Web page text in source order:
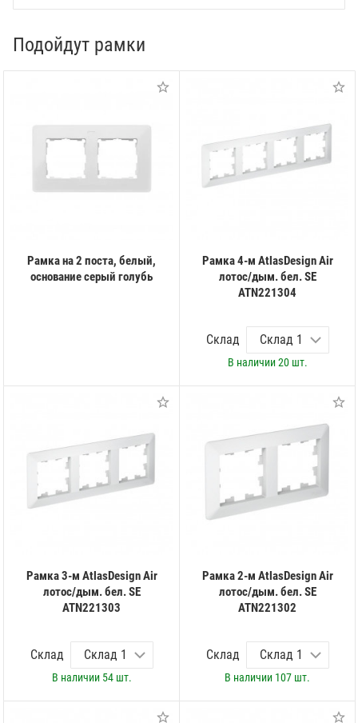
Подойдут рамки
Рамка на 2 поста, белый,
основание серый голубь
Рамка 4-м AtlasDesign Air
лотос/дым. бел. SE
ATN221304
Склад
В наличии20 шт.
Рамка 3-м AtlasDesign Air
лотос/дым. бел. SE
ATN221303
Склад
В наличии 54 шт.
Рамка 2-м AtlasDesign Air
лотос/дым. бел. SE
ATN221302
Склад
В наличии 107 шт.